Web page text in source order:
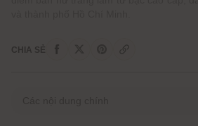
CHIA SẺ